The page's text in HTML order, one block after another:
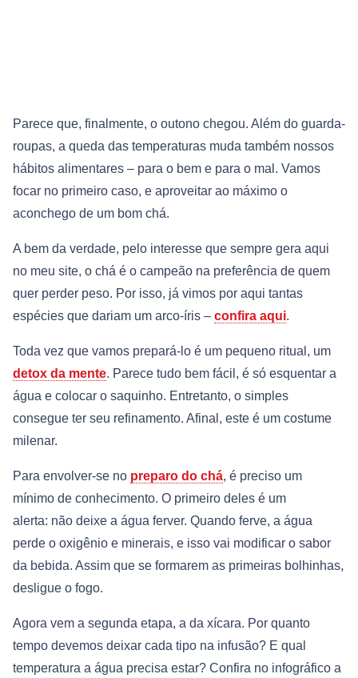
Parece que, finalmente, o outono chegou. Além do guarda-
roupas, a queda das temperaturas muda também nossos
hábitos alimentares – para o bem e para o mal. Vamos
focar no primeiro caso, e aproveitar ao máximo o
aconchego de um bom chá.
A bem da verdade, pelo interesse que sempre gera aqui
no meu site, o chá é o campeão na preferência de quem
quer perder peso. Por isso, já vimos por aqui tantas
espécies que dariam um arco-íris – confira aqui.
Toda vez que vamos prepará-lo é um pequeno ritual, um
detox da mente. Parece tudo bem fácil, é só esquentar a
água e colocar o saquinho. Entretanto, o simples
consegue ter seu refinamento. Afinal, este é um costume
milenar.
Para envolver-se no preparo do chá, é preciso um
mínimo de conhecimento. O primeiro deles é um
alerta: não deixe a água ferver. Quando ferve, a água
perde o oxigênio e minerais, e isso vai modificar o sabor
da bebida. Assim que se formarem as primeiras bolhinhas,
desligue o fogo.
Agora vem a segunda etapa, a da xícara. Por quanto
tempo devemos deixar cada tipo na infusão? E qual
temperatura a água precisa estar? Confira no infográfico a